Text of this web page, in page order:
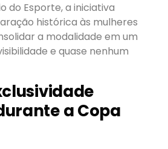
do Esporte, a iniciativa
histórica às mulheres
a modalidade em um
e quase nenhum
a Copa